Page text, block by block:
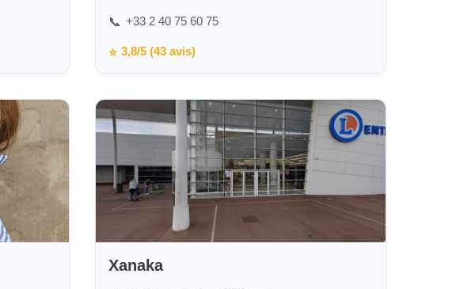
📞 +33 2 40 75 60 75
⭐ 3,8/5 (43 avis)
Xanaka